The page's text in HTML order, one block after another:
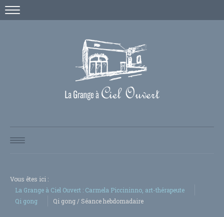
LE PAPIER S'EXPOSE
Vous êtes ici :
La Grange à Ciel Ouvert : Carmela Piccininno, art-thérapeute
Qi gong
Qi gong / Séance hebdomadaire